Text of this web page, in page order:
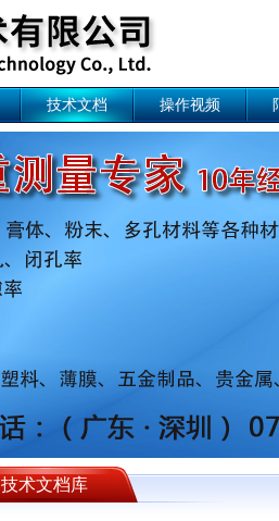
技术文档 操作视频
技术文档库